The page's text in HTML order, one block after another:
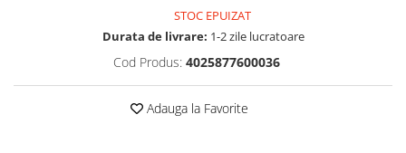
STOC EPUIZAT
Durata de livrare: 1-2 zile lucratoare
Cod Produs: 4025877600036
Adauga la Favorite